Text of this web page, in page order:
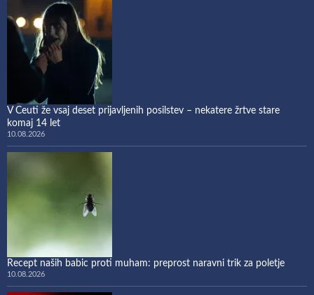
V Ceuti že vsaj deset prijavljenih posilstev – nekatere žrtve stare
komaj 14 let
10.08.2026
Recept naših babic proti muham: preprost naravni trik za poletje
10.08.2026